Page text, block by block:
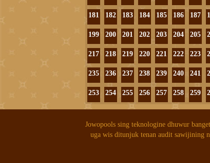
181 182 183 184 185 186 187
199 200 201 202 203 204 205
217 218 219 220 221 222 223
235 236 237 238 239 240 241
253 254 255 256 257 258 259
Jowopools sing teknologine dhuwur
uga wis ditunjuk tenan audit sawijining